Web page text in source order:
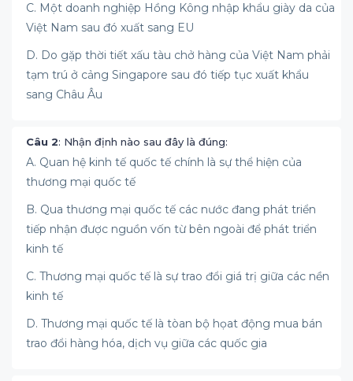
C. Một doanh nghiệp Hồng Kông nhập khẩu giày da của
Việt Nam sau đó xuất sang EU
D. Do gặp thời tiết xấu tàu chở hàng của Việt Nam phải
tạm trú ở cảng Singapore sau đó tiếp tục xuất khẩu
sang Châu Âu
Câu 2: Nhận định nào sau đây là đúng:
A. Quan hệ kinh tế quốc tế chính là sự thể hiện của
thương mại quốc tế
B. Qua thương mại quốc tế các nước đang phát triển
tiếp nhận được nguồn vốn từ bên ngoài để phát triển
kinh tế
C. Thương mại quốc tế là sự trao đổi giá trị giữa các nền
kinh tế
D. Thương mại quốc tế là tòan bộ họat động mua bán
trao đổi hàng hóa, dịch vụ giữa các quốc gia